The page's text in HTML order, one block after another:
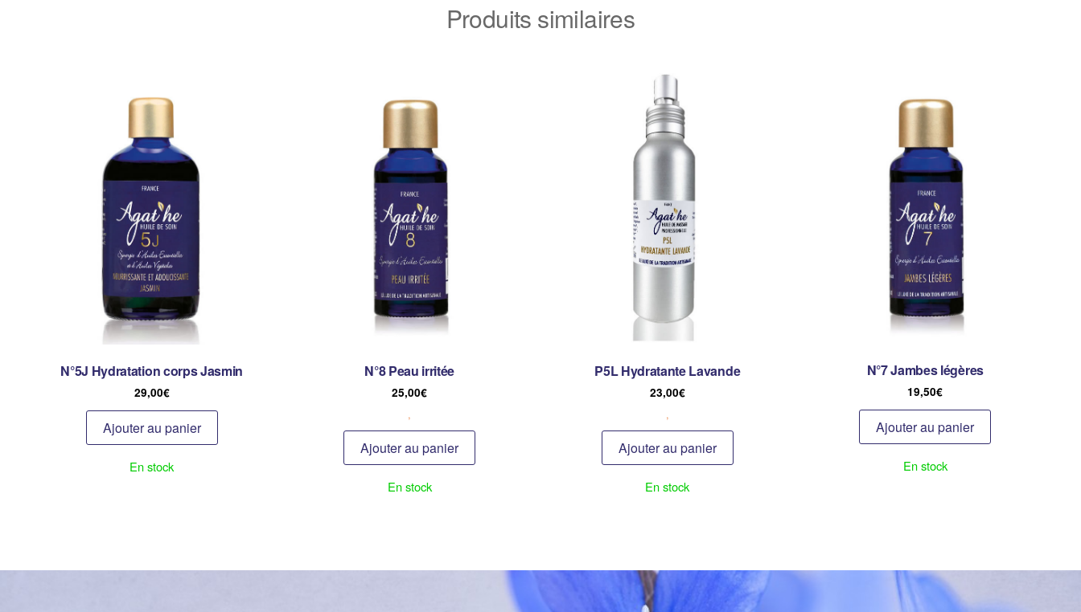
Produits similaires
N°5J Hydratation corps Jasmin
29,00€
Ajouter au panier
En stock
N°8 Peau irritée
25,00€
,
Ajouter au panier
En stock
P5L Hydratante Lavande
23,00€
,
Ajouter au panier
En stock
N°7 Jambes légères
19,50€
Ajouter au panier
En stock